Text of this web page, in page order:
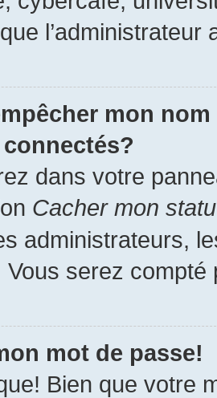
mon
dans votre
Cacher mon
administrateurs,
Vous serez
mot de passe!
Bien que votre